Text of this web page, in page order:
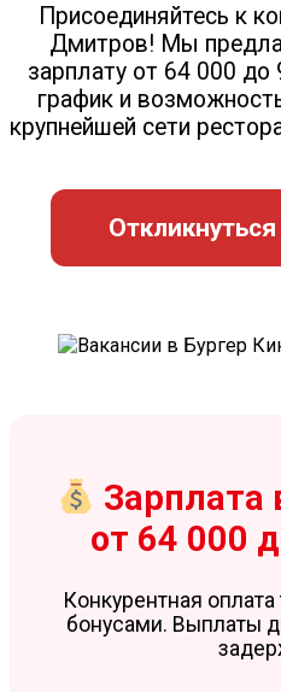
Присоединяйтесь к
Дмитров! Мы
зарплату от 64 000 до
график и
крупнейшей сети
Зарплата
от 64 000
Конкурентная
бонусами. Выплаты